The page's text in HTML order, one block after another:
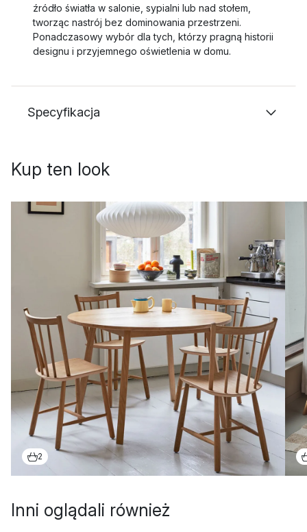
źródło światła w salonie, sypialni lub nad stołem,
tworząc nastrój bez dominowania przestrzeni.
Ponadczasowy wybór dla tych, którzy pragną historii
designu i przyjemnego oświetlenia w domu.
Specyfikacja
Kup ten look
2
Inni oglądali również